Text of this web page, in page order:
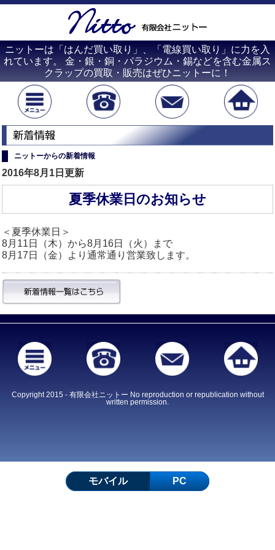
ニットーは「はんだ買い取り」、「電線買い取り」に力を入
れています。 金・銀・銅・パラジウム・錫などを含む金属ス
クラップの買取・販売はぜひニットーに！
ニットーからの新着情報
2016年8月1日更新
夏季休業日のお知らせ
＜夏季休業日＞
8月11日（木）から8月16日（火）まで
8月17日（金）より通常通り営業致します。
Copyright 2015 - 有限会社ニットー No reproduction or republication without
written permission.
モバイル PC